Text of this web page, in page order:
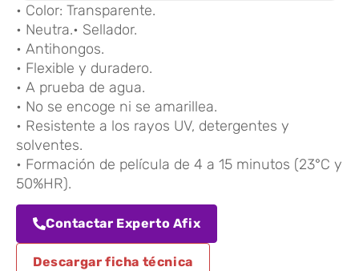
• Color: Transparente.
• Neutra.• Sellador.
• Antihongos.
• Flexible y duradero.
• A prueba de agua.
• No se encoge ni se amarillea.
• Resistente a los rayos UV, detergentes y
solventes.
• Formación de película de 4 a 15 minutos (23°C y
50%HR).
Contactar Experto Afix
Descargar ficha técnica